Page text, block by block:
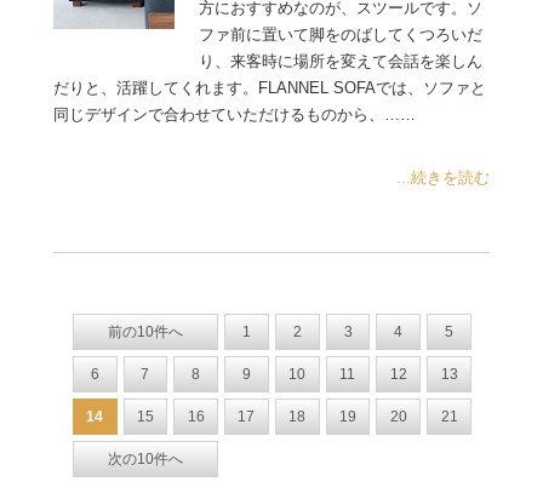
方におすすめなのが、スツールです。ソ
ファ前に置いて脚をのばしてくつろいだ
り、来客時に場所を変えて会話を楽しん
だりと、活躍してくれます。FLANNEL SOFAでは、ソファと
同じデザインで合わせていただけるものから、……
...続きを読む
前の10件へ 1 2 3 4 5
6 7 8 9 10 11 12 13
14 15 16 17 18 19 20 21
次の10件へ